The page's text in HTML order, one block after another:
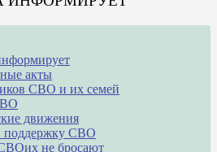
акты
СВО и их семей
движения
поддержку СВО
не бросают